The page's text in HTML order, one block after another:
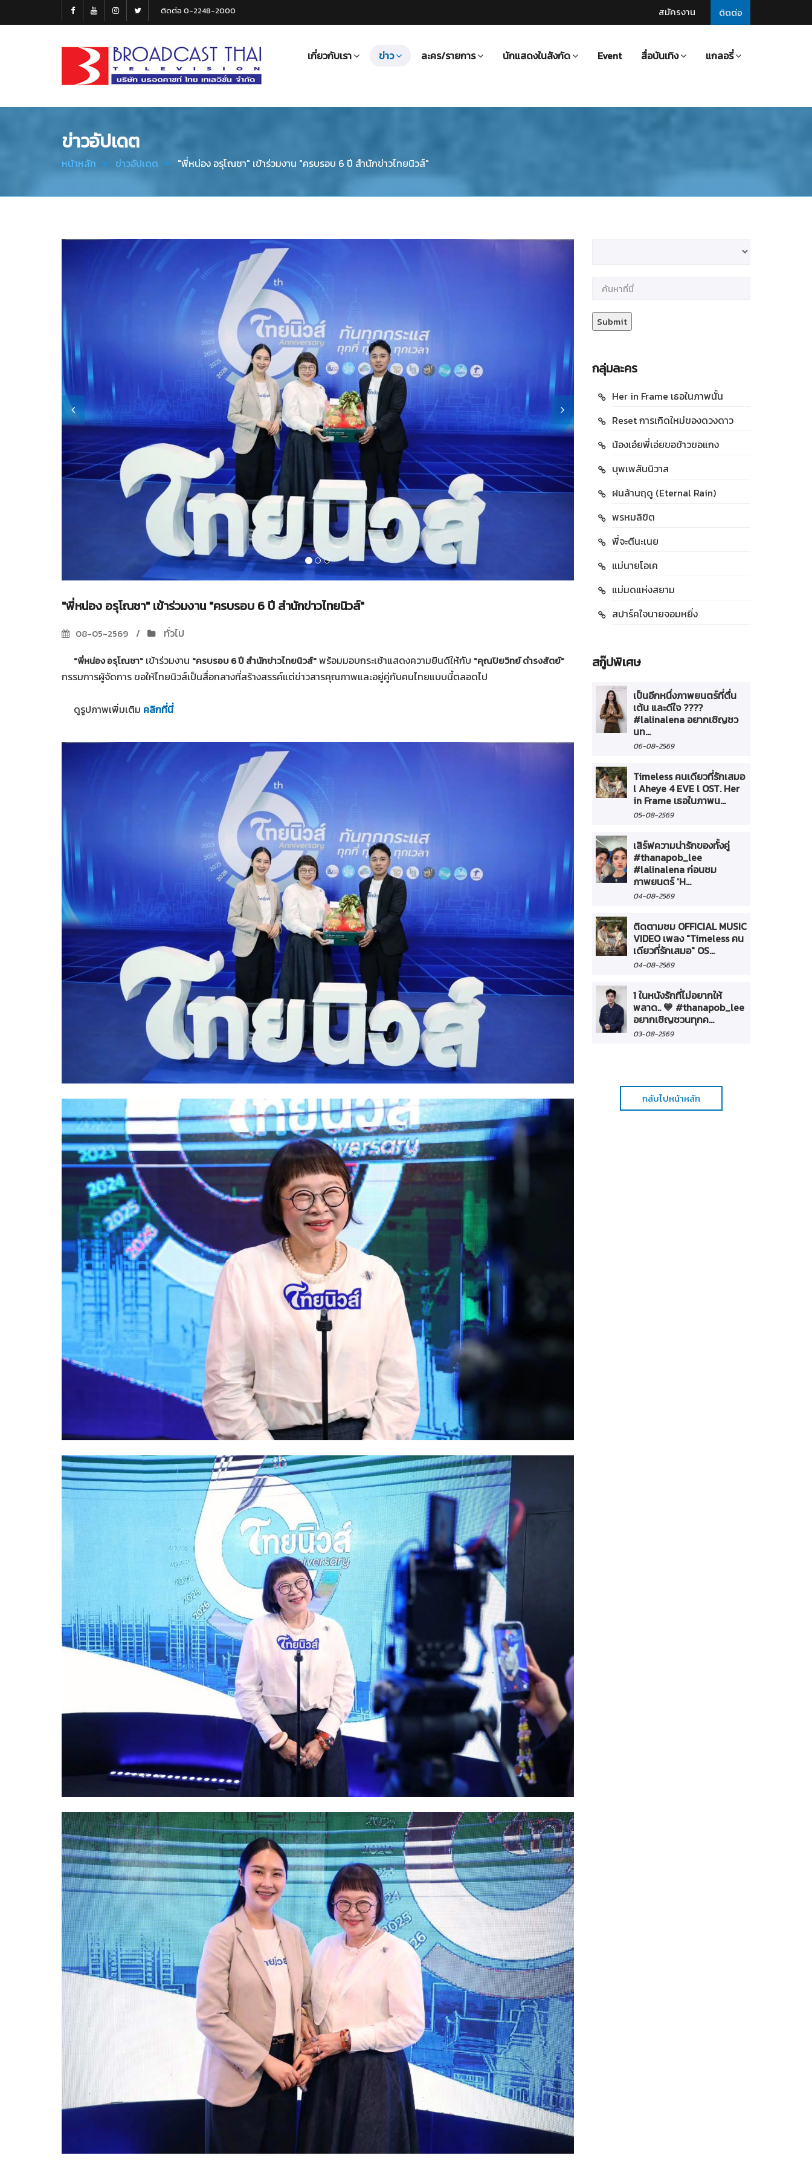
ติดต่อ
สมัครงาน
ติดต่อ 0-2248-2000
Thai
เกี่ยวกับเรา ข่าว ละคร/รายการ นักแสดงในสังกัด Event สื่อบันเทิง แกลอรี่
ข่าวอัปเดต
หน้าหลัก ข่าวอัปเดต "พี่หน่อง อรุโณชา" เข้าร่วมงาน "ครบรอบ 6 ปี สำนักข่าวไทยนิวส์"
"พี่หน่อง อรุโณชา" เข้าร่วมงาน "ครบรอบ 6 ปี สำนักข่าวไทยนิวส์"
08-05-2569 ทั่วไป
"พี่หน่อง อรุโณชา" เข้าร่วมงาน "ครบรอบ 6 ปี สำนักข่าวไทยนิวส์"พร้อมมอบกระเช้าแสดงความยินดีให้กับ "คุณปิยวิทย์ ดำรงสัตย์"
กรรมการผู้จัดการ ขอให้ไทยนิวส์เป็นสื่อกลางที่สร้างสรรค์แต่ข่าวสารคุณภาพและอยู่คู่กับคนไทยแบบนี้ตลอดไป
ดูรูปภาพเพิ่มเติม คลิกที่นี่
กลุ่มละคร
Her in Frame เธอในภาพนั้น
Reset การเกิดใหม่ของดวงดาว
น้องเอ๋ยพี่เอ่ยขอข้าวขอแกง
บุพเพสันนิวาส
ฝนล้านฤดู (Eternal Rain)
พรหมลิขิต
พี่จะตีนะเนย
แม่นายโอเค
แม่มดแห่งสยาม
สปาร์คใจนายจอมหยิ่ง
สกู๊ปพิเศษ
เป็นอีกหนึ่งภาพยนตร์ที่ตื่น
เต้น และดีใจ ????
#lalinalena อยากเชิญชว
นท...
06-08-2569
Timeless คนเดียวที่รักเสมอ
l Aheye 4 EVE l OST. Her
in Frame เธอในภาพน...
05-08-2569
เสิร์ฟความน่ารักของทั้งคู่
#thanapob_lee
#lalinalena ก่อนชม
ภาพยนตร์ 'H...
04-08-2569
ติดตามชม OFFICIAL MUSIC
VIDEO เพลง "Timeless คน
เดียวที่รักเสมอ" OS...
04-08-2569
1 ในหนังรักที่ไม่อยากให้
พลาด.. 💙 #thanapob_lee
อยากเชิญชวนทุกค...
03-08-2569
กลับไปหน้าหลัก